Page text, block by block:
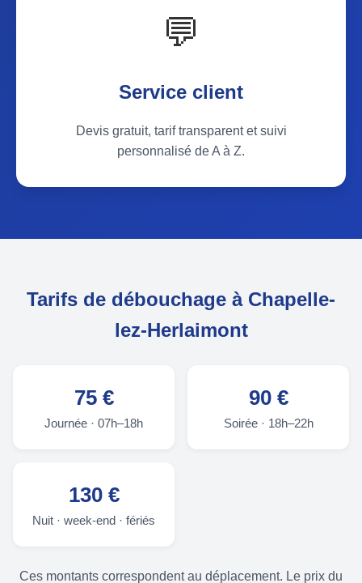
💬
Service client
Devis gratuit, tarif transparent et suivi
personnalisé de A à Z.
Tarifs de débouchage à Chapelle-
lez-Herlaimont
75 €
Journée · 07h–18h
90 €
Soirée · 18h–22h
130 €
Nuit · week-end · fériés
Ces montants correspondent au déplacement. Le prix du